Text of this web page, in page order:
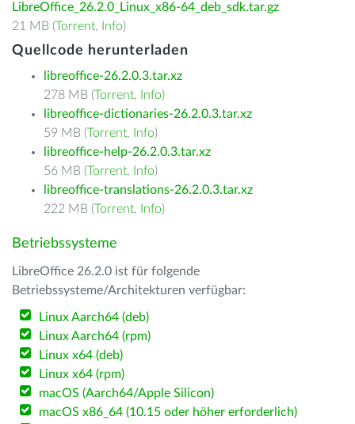
LibreOffice_26.2.0_Linux_x86-64_deb_sdk.tar.gz
21 MB (Torrent, Info)
Quellcode herunterladen
libreoffice-26.2.0.3.tar.xz
278 MB (Torrent, Info)
libreoffice-dictionaries-26.2.0.3.tar.xz
59 MB (Torrent, Info)
libreoffice-help-26.2.0.3.tar.xz
56 MB (Torrent, Info)
libreoffice-translations-26.2.0.3.tar.xz
222 MB (Torrent, Info)
Betriebssysteme
LibreOffice 26.2.0 ist für folgende
Betriebssysteme/Architekturen verfügbar:
Linux Aarch64 (deb)
Linux Aarch64 (rpm)
Linux x64 (deb)
Linux x64 (rpm)
macOS (Aarch64/Apple Silicon)
macOS x86_64 (10.15 oder höher erforderlich)